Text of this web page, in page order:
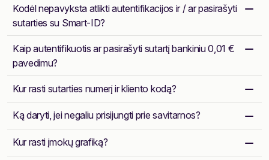
Kodėl nepavyksta atlikti autentifikacijos ir / ar pasirašyti
sutarties su Smart-ID?
Kaip autentifikuotis ar pasirašyti sutartį bankiniu 0,01 €
pavedimu?
Kur rasti sutarties numerį ir kliento kodą?
Ką daryti, jei negaliu prisijungti prie savitarnos?
Kur rasti įmokų grafiką?